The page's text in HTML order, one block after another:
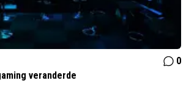
0
veranderde